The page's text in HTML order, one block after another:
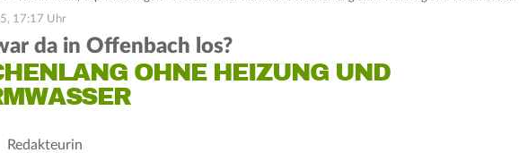
17:17 Uhr
da in Offenbach los?
OHNE HEIZUNG UND
Redakteurin